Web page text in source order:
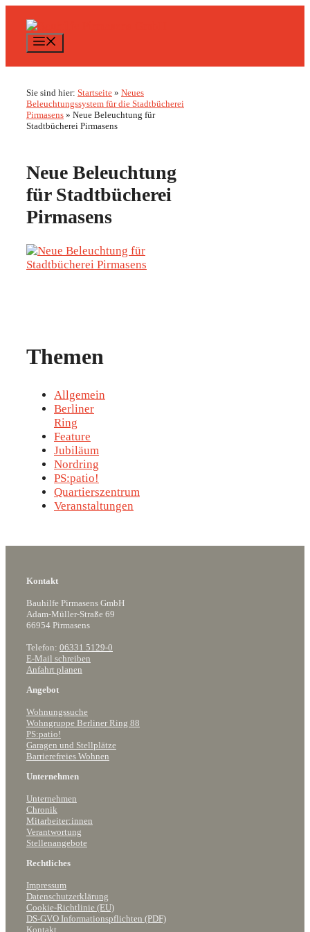
Inhalt
springen
Sie sind hier: Startseite » Neues
Beleuchtungssystem für die Stadtbücherei
Pirmasens » Neue Beleuchtung für
Stadtbücherei Pirmasens
Neue Beleuchtung
für Stadtbücherei
Pirmasens
Themen
Allgemein
Berliner
Ring
Feature
Jubiläum
Nordring
PS:patio!
Quartierszentrum
Veranstaltungen
Kontakt
Bauhilfe Pirmasens GmbH
Adam-Müller-Straße 69
66954 Pirmasens
Telefon: 06331 5129-0
E-Mail schreiben
Anfahrt planen
Angebot
Wohnungssuche
Wohngruppe Berliner Ring 88
PS:patio!
Garagen und Stellplätze
Barrierefreies Wohnen
Unternehmen
Unternehmen
Chronik
Mitarbeiter:innen
Verantwortung
Stellenangebote
Rechtliches
Impressum
Datenschutzerklärung
Cookie-Richtlinie (EU)
DS-GVO Informationspflichten (PDF)
Kontakt